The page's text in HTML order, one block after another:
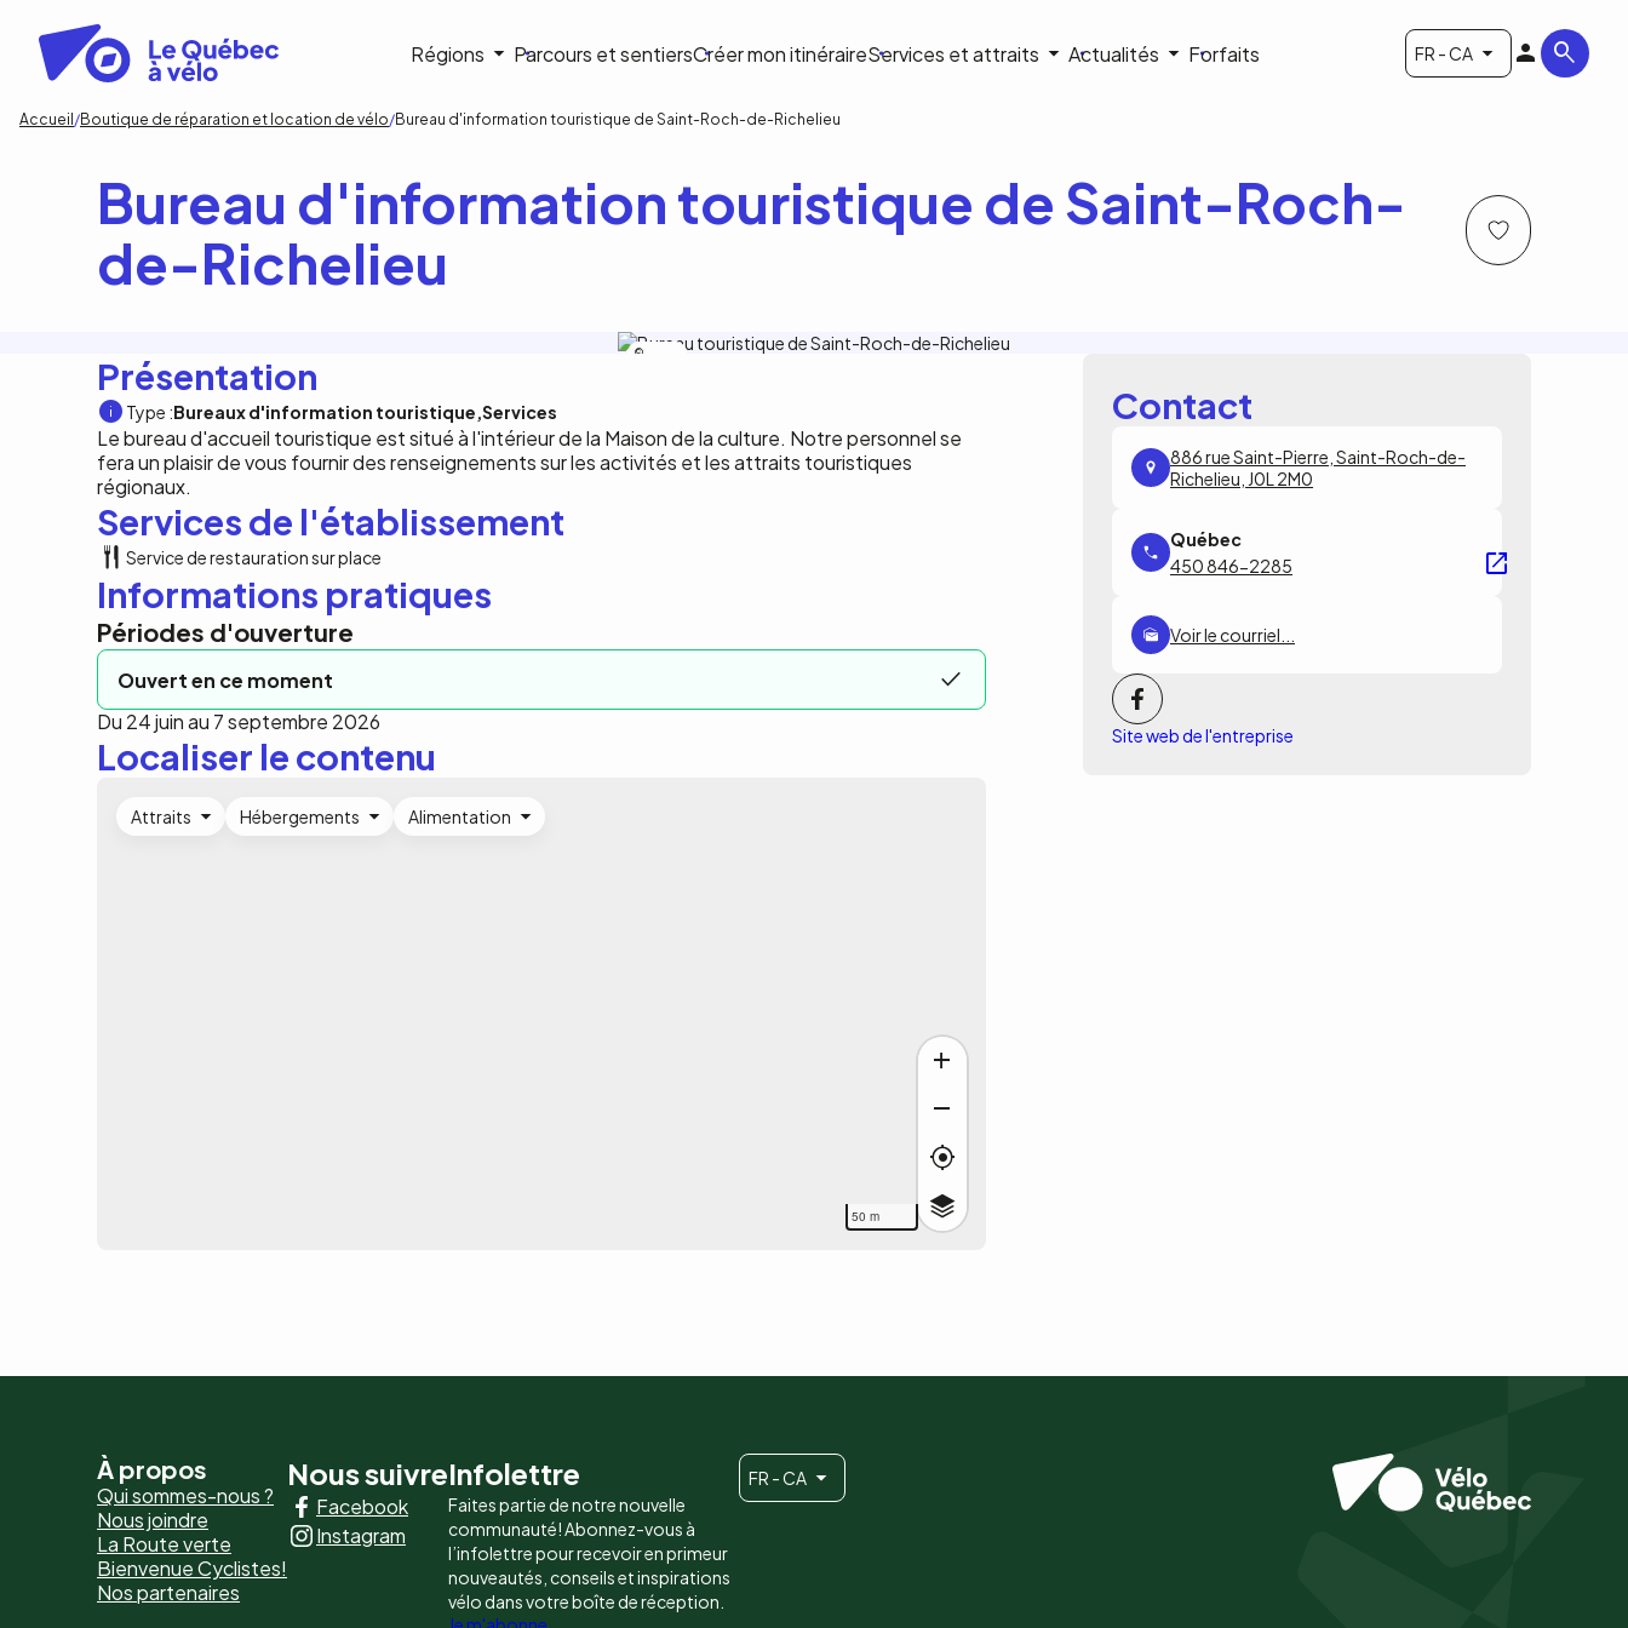
contenu
principal
Navigation
principale
Régions Parcours et sentiersCréer mon itinéraireServices et attraits Actualités Forfaits FR - CA
Fil
d'Ariane
Accueil Boutique de réparation et location de vélo Bureau d'information touristique de Saint-Roch-de-Richelieu
Bureau d'information touristique de Saint-Roch-
de-Richelieu
Présentation
Type :Bureaux d'information touristique Services
Le bureau d'accueil touristique est situé à l'intérieur de la Maison de la culture. Notre personnel se
fera un plaisir de vous fournir des renseignements sur les activités et les attraits touristiques
régionaux.
Contact
886 rue Saint-Pierre, Saint-Roch-de-
Richelieu, J0L 2M0
450 846-2285
Voir le courriel...
Site web de l'entreprise
Services de l'établissement
Service de restauration sur place
Informations pratiques
Périodes d'ouverture
Ouvert en ce moment
Du 24 juin au 7 septembre 2026
Localiser le contenu
50 m
Attraits Hébergements Alimentation
Pied
de
page
-
À propos
Qui sommes-nous ?
Nous joindre
La Route verte
Bienvenue Cyclistes!
Nos partenaires
Nous suivre
Facebook
Instagram
Infolettre
Faites partie de notre nouvelle
communauté! Abonnez-vous à
l’infolettre pour recevoir en primeur
nouveautés, conseils et inspirations
vélo dans votre boîte de réception.
FR - CA